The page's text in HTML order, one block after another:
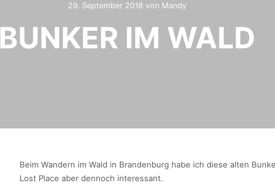
29. September 2018 von Mandy
BUNKER IM WALD
Beim Wandern im Wald in Brandenburg habe ich diese alten
Lost Place aber dennoch interessant.